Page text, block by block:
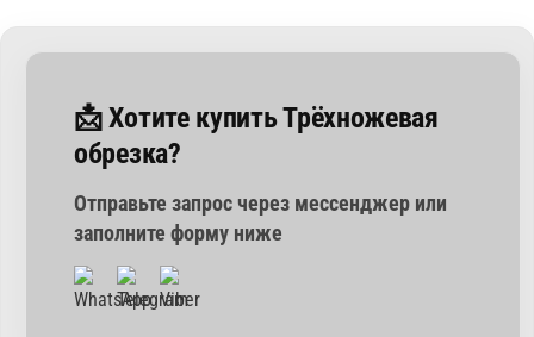
📩 Хотите купить Трёхножевая
обрезка?
Отправьте запрос через мессенджер или
заполните форму ниже